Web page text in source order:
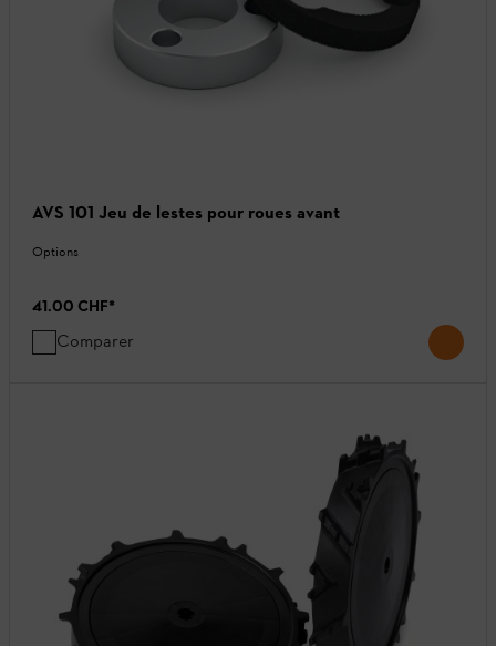
AVS 101 Jeu de lestes pour roues avant
Options
41.00 CHF*
Comparer